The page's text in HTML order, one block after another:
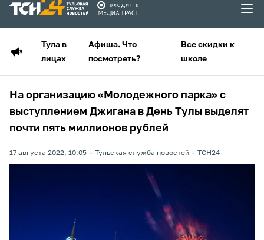
Тула в
лицах
Афиша. Что
посмотреть?
Все скидки к
школе
На организацию «Молодежного парка» с
выступлением Джигана в День Тулы выделят
почти пять миллионов рублей
17 августа 2022, 10:05 Тульская служба новостей ТСН24